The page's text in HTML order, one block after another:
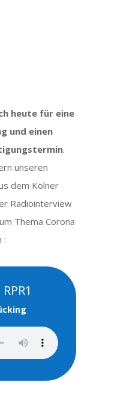
heute für eine
und einen
.
unseren
dem Kölner
Radiointerview
Thema Corona
: